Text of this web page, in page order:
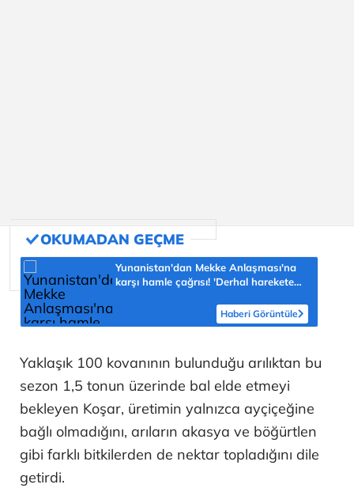
Yunanistan'dan Mekke Anlaşması'na
karşı hamle çağrısı! 'Derhal harekete
Haberi Görüntüle
Yaklaşık 100 kovanının bulunduğu arılıktan bu
sezon 1,5 tonun üzerinde bal elde etmeyi
bekleyen Koşar, üretimin yalnızca ayçiçeğine
bağlı olmadığını, arıların akasya ve böğürtlen
gibi farklı bitkilerden de nektar topladığını dile
getirdi.